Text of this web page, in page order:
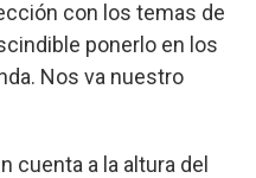
con los temas de
ponerlo en los
Nos va nuestro
cuenta a la altura del